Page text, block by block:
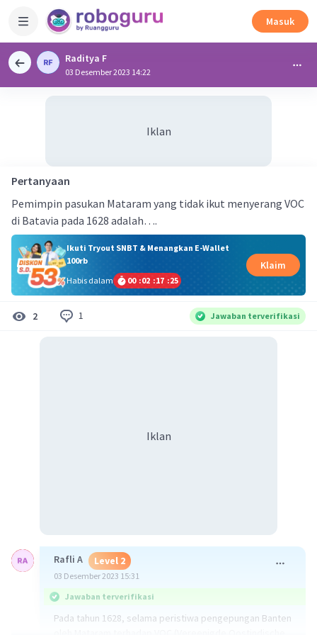
Masuk
Raditya F
03 Desember 2023 14:22
Iklan
Pertanyaan
Pemimpin pasukan Mataram yang tidak ikut menyerang VOC
di Batavia pada 1628 adalah….
Ikuti Tryout SNBT & Menangkan E-Wallet
100rb
Habis dalam
00 :02 :17 :25
Klaim
2 1 Jawaban terverifikasi
Iklan
Rafli A Level 2
03 Desember 2023 15:31
Jawaban terverifikasi
Pada tahun 1628, selama peristiwa pengepungan Banten